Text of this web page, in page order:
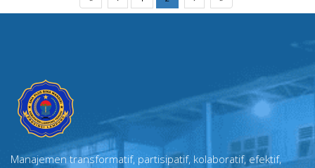
Manajemen transformatif, partisipatif, kolaboratif, efektif,